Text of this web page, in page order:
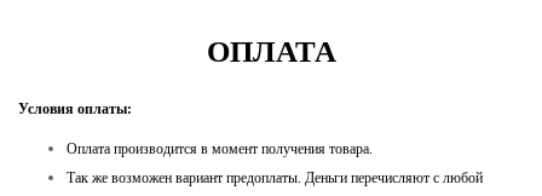
ОПЛАТА
Условия оплаты:
Оплата производится в момент получения товара.
Так же возможен вариант предоплаты. Деньги перечисляют с любой